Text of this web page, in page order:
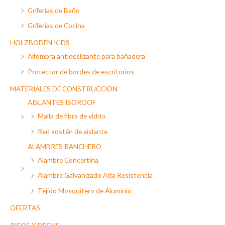
Griferías de Baño
Griferías de Cocina
HOLZBODEN KIDS
Alfombra antideslizante para bañadera
Protector de bordes de escritorios
MATERIALES DE CONSTRUCCIÓN
AISLANTES ISOROOF
Malla de fibra de vidrio
Red sostén de aislante
ALAMBRES RANCHERO
Alambre Concertina
Alambre Galvanizado Alta Resistencia
Tejido Mosquitero de Aluminio
OFERTAS